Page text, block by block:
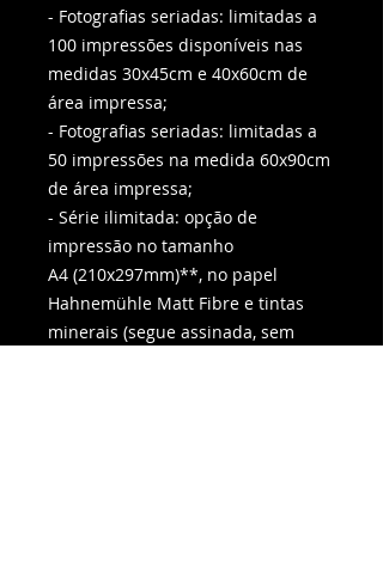
- Fotografias seriadas: limitadas a
100 impressões disponíveis nas
medidas 30x45cm e 40x60cm de
área impressa;
- Fotografias seriadas: limitadas a
50 impressões na medida 60x90cm
de área impressa;
- Série ilimitada: opção de
impressão no tamanho
A4 (210x297mm)**, no papel
Hahnemühle Matt Fibre e tintas
minerais (segue assinada, sem